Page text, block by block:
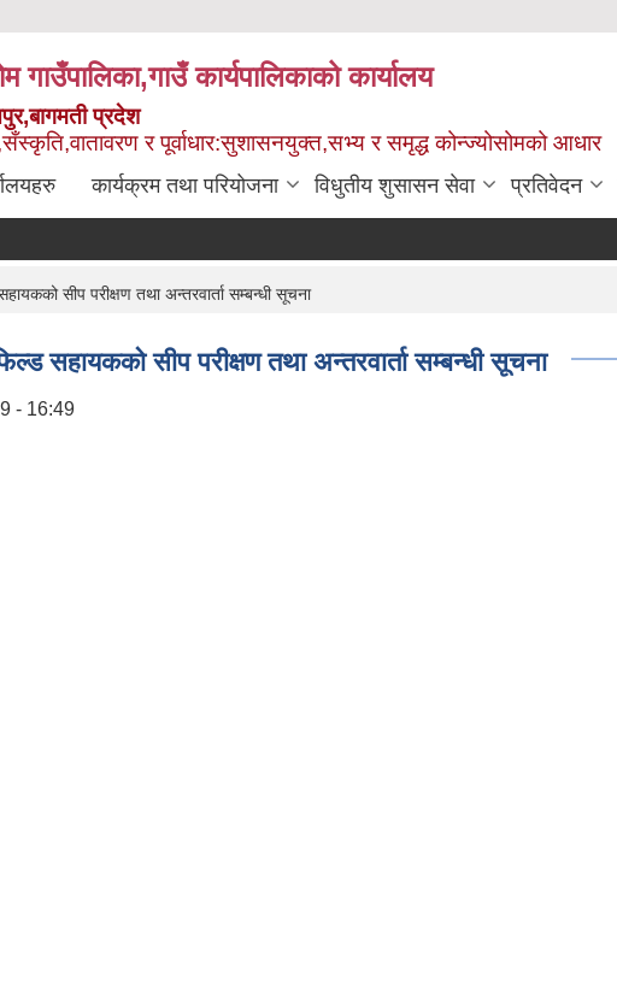
गाउँपालिका,गाउँ कार्यपालिकाको कार्यालय
प्रदेश
र पूर्वाधार:सुशासनयुक्त,सभ्य र समृद्ध कोन्ज्योसोमको आधार
कार्यक्रम तथा परियोजना विधुतीय शुसासन सेवा प्रतिवेदन
सीप परीक्षण तथा अन्तरवार्ता सम्बन्धी सूचना
सहायकको सीप परीक्षण तथा अन्तरवार्ता सम्बन्धी सूचना
- 16:49